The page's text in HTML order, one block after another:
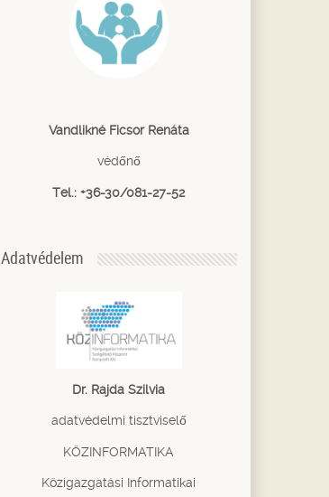
Vandlikné Ficsor Renáta
védőnő
Tel.: +36-30/081-27-52
Adatvédelem
Dr. Rajda Szilvia
adatvédelmi tisztviselő
KÖZINFORMATIKA
Közigazgatási Informatikai